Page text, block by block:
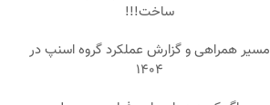
ساخت!!!
مسیر همراهی و گزارش عملکرد گروه اسنپ در
۱۴۰۴